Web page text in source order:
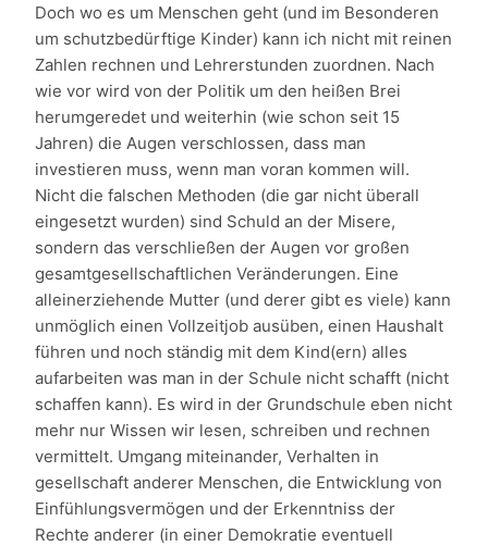
Doch wo es um Menschen geht (und im Besonderen
um schutzbedürftige Kinder) kann ich nicht mit reinen
Zahlen rechnen und Lehrerstunden zuordnen. Nach
wie vor wird von der Politik um den heißen Brei
herumgeredet und weiterhin (wie schon seit 15
Jahren) die Augen verschlossen, dass man
investieren muss, wenn man voran kommen will.
Nicht die falschen Methoden (die gar nicht überall
eingesetzt wurden) sind Schuld an der Misere,
sondern das verschließen der Augen vor großen
gesamtgesellschaftlichen Veränderungen. Eine
alleinerziehende Mutter (und derer gibt es viele) kann
unmöglich einen Vollzeitjob ausüben, einen Haushalt
führen und noch ständig mit dem Kind(ern) alles
aufarbeiten was man in der Schule nicht schafft (nicht
schaffen kann). Es wird in der Grundschule eben nicht
mehr nur Wissen wir lesen, schreiben und rechnen
vermittelt. Umgang miteinander, Verhalten in
gesellschaft anderer Menschen, die Entwicklung von
Einfühlungsvermögen und der Erkenntniss der
Rechte anderer (in einer Demokratie eventuell